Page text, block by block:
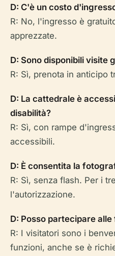
D: C'è un costo
R: No, l'ingresso è
apprezzate.
D: Sono disponibili visite
R: Sì, prenota in anticipo
D: La cattedrale è
disabilità?
R: Sì, con rampe
accessibili.
D: È consentita la
R: Sì, senza flash. Per i
l'autorizzazione.
D: Posso partecipare
R: I visitatori sono i
funzioni, anche se è